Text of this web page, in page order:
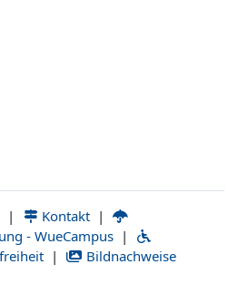
| Kontakt |
- WueCampus |
| Bildnachweise